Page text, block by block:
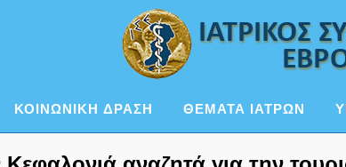
ΚΟΙΝΩΝΙΚΗ ΔΡΑΣΗ ΘΕΜΑΤΑ ΙΑΤΡΩΝ